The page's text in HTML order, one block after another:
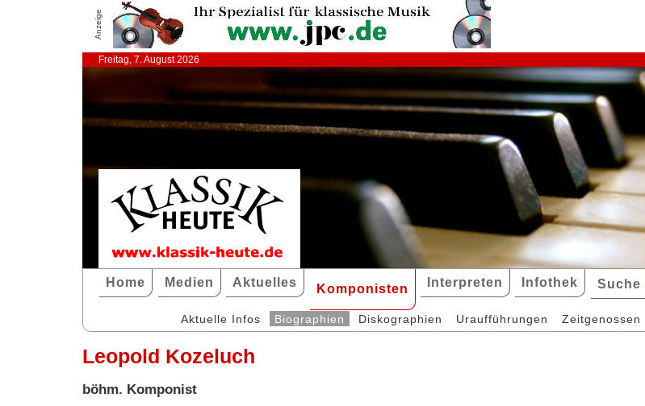
Anzeige
Freitag, 7. August 2026
Home Medien Aktuelles Komponisten Interpreten Infothek Suche
Aktuelle Infos Biographien Diskographien Uraufführungen Zeitgenossen
Leopold Kozeluch
böhm. Komponist